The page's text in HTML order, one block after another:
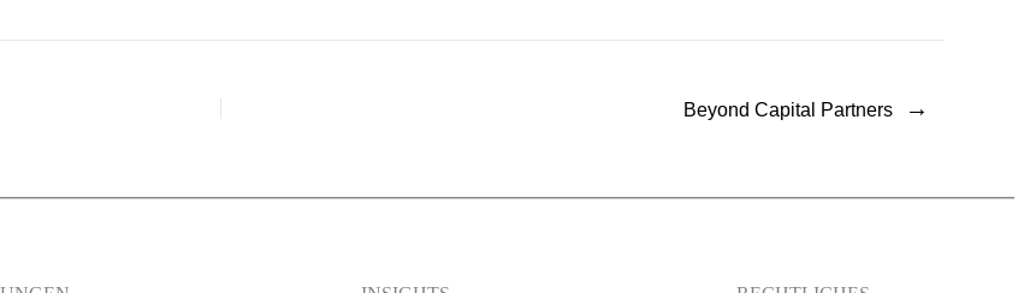
Beyond Capital Partners →